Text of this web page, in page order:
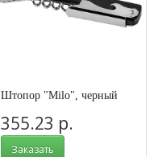
Штопор "Milo", черный
355.23 р.
Заказать